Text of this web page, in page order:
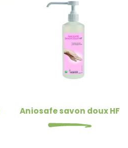
Aniosafe savon doux HF